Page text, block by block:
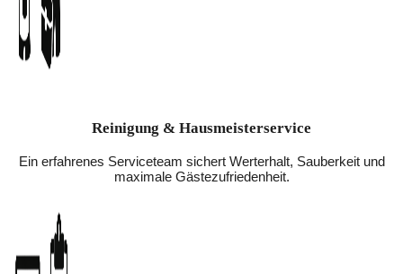
Reinigung & Hausmeisterservice
Ein erfahrenes Serviceteam sichert Werterhalt, Sauberkeit und
maximale Gästezufriedenheit.